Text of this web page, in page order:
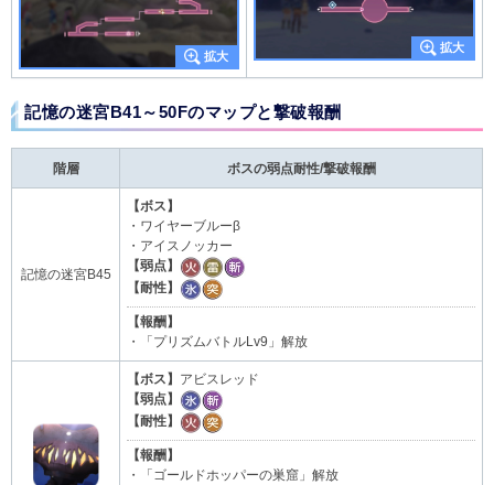
記憶の迷宮B41～50Fのマップと撃破報酬
階層 ボスの弱点耐性/撃破報酬
記憶の迷宮B45
【ボス】
・ワイヤーブルーβ
・アイスノッカー
【弱点】
【耐性】
【報酬】
・「プリズムバトルLv9」解放
【ボス】 アビスレッド
【弱点】
【耐性】
【報酬】
・「ゴールドホッパーの巣窟」解放